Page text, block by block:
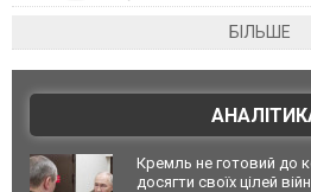
БІЛЬШЕ
Кремль не готовий до
досягти своїх цілей